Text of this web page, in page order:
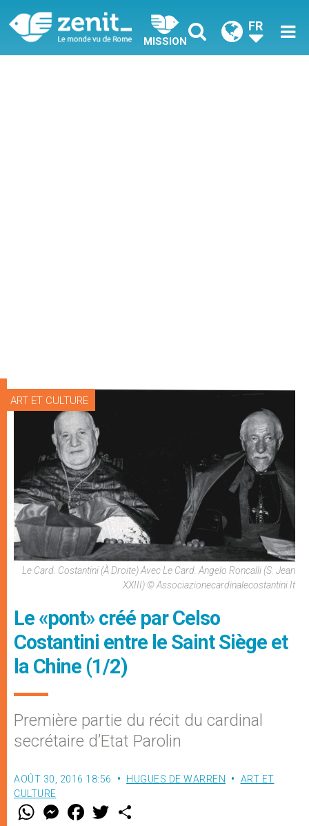
MISSION
FR
ART ET CULTURE
Le Card. Costantini (à Droite) Avec Le Card. Angelo Roncalli (S. Jean
XXIII) © Associazionecardinalecostantini.it
Le «pont» créé par Celso
Costantini entre le Saint Siège et
la Chine (1/2)
Première partie du récit du cardinal
secrétaire d’Etat Parolin
AOÛT 30, 2016 18:56 HUGUES DE WARREN
ART ET
CULTURE
W M
e
F
a w